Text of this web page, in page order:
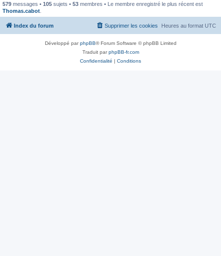
579 messages • 105 sujets • 53 membres • Le membre enregistré le plus récent est
Thomas.cabot
Index du forum Heures au format UTC
Supprimer les cookies
Développé parphpBB® Forum Software © phpBB Limited
Traduit parphpBB-fr.com
Confidentialité | Conditions